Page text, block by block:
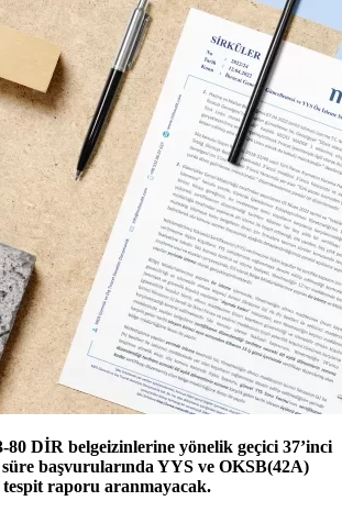
DİR belgeizinlerine yönelik geçici 37’inci
süre başvurularında YYS ve OKSB(42A)
raporu aranmayacak.